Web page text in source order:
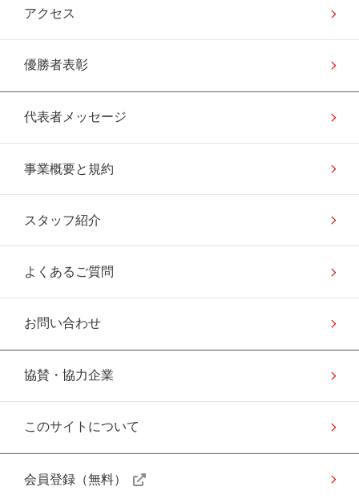
アクセス
優勝者表彰
代表者メッセージ
事業概要と規約
スタッフ紹介
よくあるご質問
お問い合わせ
協賛・協力企業
このサイトについて
会員登録（無料）